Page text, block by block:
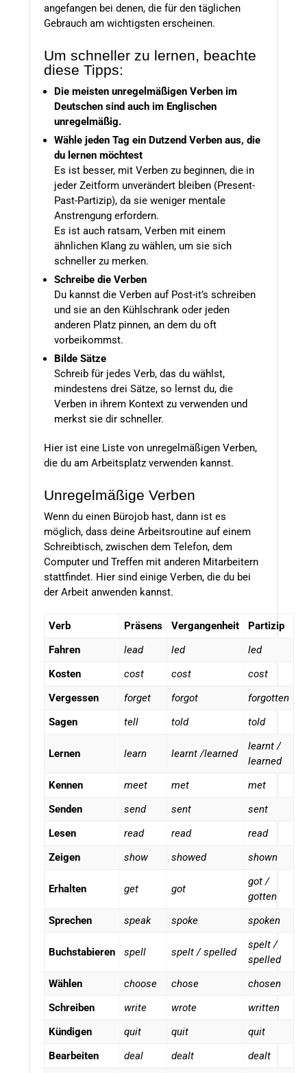
angefangen bei denen, die für den täglichen
Gebrauch am wichtigsten erscheinen.
Um schneller zu lernen, beachte
diese Tipps:
Die meisten unregelmäßigen Verben im
Deutschen sind auch im Englischen
unregelmäßig.
Wähle jeden Tag ein Dutzend Verben aus, die
du lernen möchtest
Es ist besser, mit Verben zu beginnen, die in
jeder Zeitform unverändert bleiben (Present-
Past-Partizip), da sie weniger mentale
Anstrengung erfordern.
Es ist auch ratsam, Verben mit einem
ähnlichen Klang zu wählen, um sie sich
schneller zu merken.
Schreibe die Verben
Du kannst die Verben auf Post-it’s schreiben
und sie an den Kühlschrank oder jeden
anderen Platz pinnen, an dem du oft
vorbeikommst.
Bilde Sätze
Schreib für jedes Verb, das du wählst,
mindestens drei Sätze, so lernst du, die
Verben in ihrem Kontext zu verwenden und
merkst sie dir schneller.
Hier ist eine Liste von unregelmäßigen Verben,
die du am Arbeitsplatz verwenden kannst.
Unregelmäßige Verben
Wenn du einen Bürojob hast, dann ist es
möglich, dass deine Arbeitsroutine auf einem
Schreibtisch, zwischen dem Telefon, dem
Computer und Treffen mit anderen Mitarbeitern
stattfindet. Hier sind einige Verben, die du bei
der Arbeit anwenden kannst.
Verb Präsens Vergangenheit
Partizip
Fahren
lead led
led
Kosten
cost cost
cost
Vergessen
forget forgot
forgotten
Sagen
tell told told
Lernen learn learnt /learned
learnt /
learned
Kennen
meet met
met
Senden
send sent
sent
Lesen
read read
read
Zeigen
show showed shown
Erhalten get got
got /
gotten
Sprechen
speak spoke spoken
Buchstabieren spell spelt / spelled
spelt /
spelled
Wählen
choose chose
chosen
Schreiben
write wrote
written
Kündigen
quit quit
quit
Bearbeiten
deal dealt dealt